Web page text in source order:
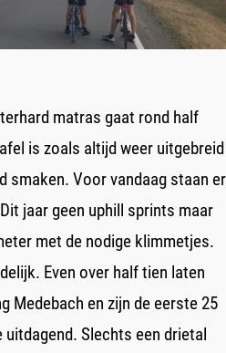
matras gaat rond half
is zoals altijd weer uitgebreid
smaken. Voor vandaag staan er
jaar geen uphill sprints maar
met de nodige klimmetjes.
Even over half tien laten
Medebach en zijn de eerste 25
Slechts een drietal